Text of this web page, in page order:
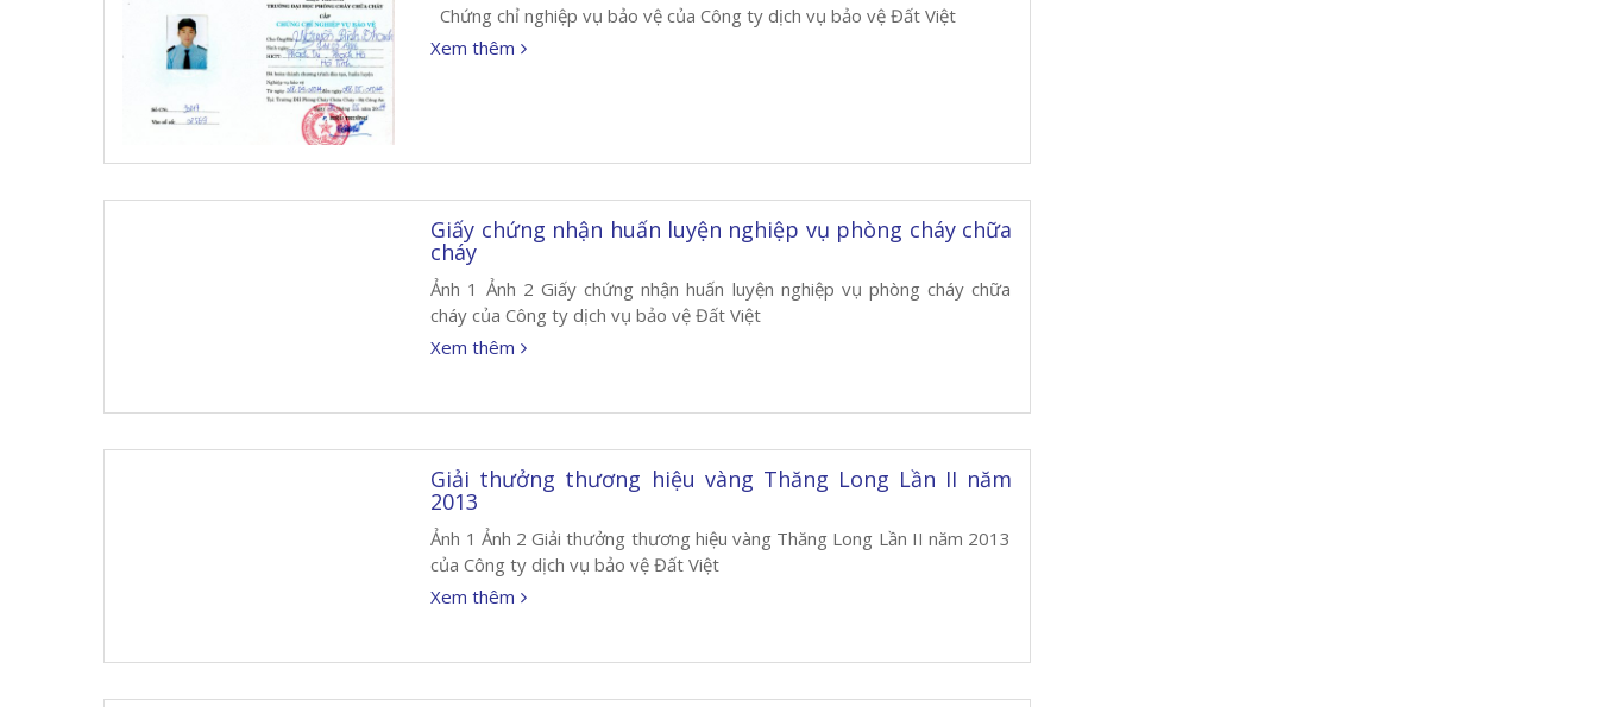
Chứng chỉ nghiệp vụ bảo vệ của Công ty dịch vụ bảo vệ Đất Việt
Xem thêm
Giấy chứng nhận huấn luyện nghiệp vụ phòng cháy chữa
cháy
Ảnh 1 Ảnh 2 Giấy chứng nhận huấn luyện nghiệp vụ phòng cháy chữa
cháy của Công ty dịch vụ bảo vệ Đất Việt
Xem thêm
Giải thưởng thương hiệu vàng Thăng Long Lần II năm
2013
Ảnh 1 Ảnh 2 Giải thưởng thương hiệu vàng Thăng Long Lần II năm 2013
của Công ty dịch vụ bảo vệ Đất Việt
Xem thêm